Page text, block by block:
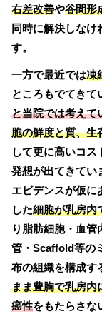
右差改善や谷間形
同時に解決しなけ
す。
一方で最近では凍
ところもでてきて
と当院では考えて
胞の鮮度と質、生
して更に高いコス
発想が出てきてい
エビデンスが仮に
した細胞が乳房内
り脂肪細胞・血管
管・Scaffold等の
布の組織を構成す
まま豊胸で乳房内
癌性をもたらさな